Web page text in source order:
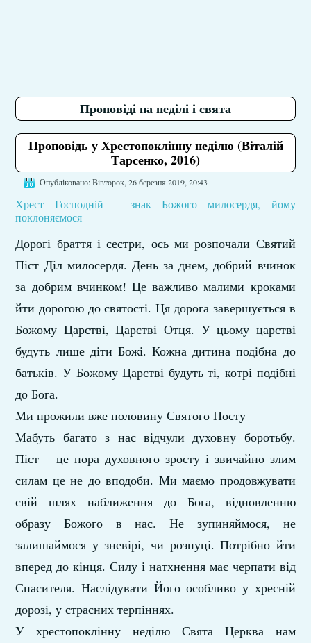
Проповіді на неділі і свята
Проповідь у Хрестопоклінну неділю (Віталій
Тарсенко, 2016)
Опубліковано: Вівторок, 26 березня 2019, 20:43
Хрест Господній – знак Божого милосердя, йому
поклоняємося
Дорогі браття і сестри, ось ми розпочали Святий
Піст Діл милосердя. День за днем, добрий вчинок
за добрим вчинком! Це важливо малими кроками
йти дорогою до святості. Ця дорога завершується в
Божому Царстві, Царстві Отця. У цьому царстві
будуть лише діти Божі. Кожна дитина подібна до
батьків. У Божому Царстві будуть ті, котрі подібні
до Бога.
Ми прожили вже половину Святого Посту
Мабуть багато з нас відчули духовну боротьбу.
Піст – це пора духовного зросту і звичайно злим
силам це не до вподоби. Ми маємо продовжувати
свій шлях наближення до Бога, відновленню
образу Божого в нас. Не зупиняймося, не
залишаймося у зневірі, чи розпуці. Потрібно йти
вперед до кінця. Силу і натхнення має черпати від
Спасителя. Наслідувати Його особливо у хресній
дорозі, у страсних терпіннях.
У хрестопоклінну неділю Свята Церква нам